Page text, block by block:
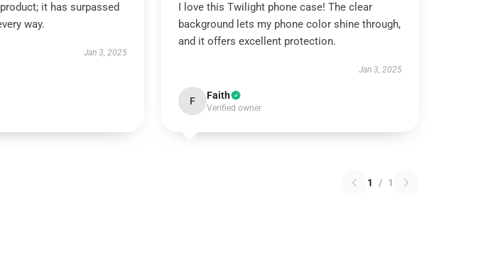
it has surpassed
way.
Jan 3, 2025
I love this Twilight phone case! The clear
background lets my phone color shine through,
and it offers excellent protection.
Jan 3, 2025
F Faith
Verified owner
1 / 1